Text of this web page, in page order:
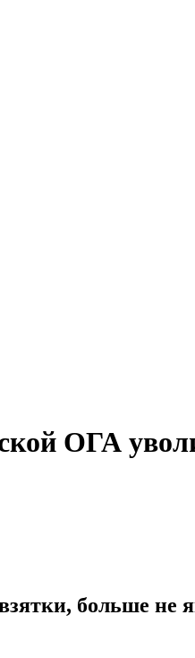
ОГА
больше не